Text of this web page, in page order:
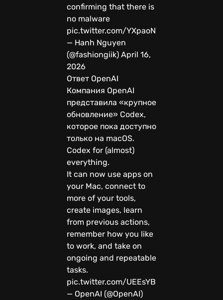
confirming that there is
no malware
pic.twitter.com/YXpaoNV8YG
— Hanh Nguyen
(@fashiongiik) April 16,
2026
Ответ OpenAI
Компания OpenAI
представила «крупное
обновление» Codex,
которое пока доступно
только на macOS.
Codex for (almost)
everything.
It can now use apps on
your Mac, connect to
more of your tools,
create images, learn
from previous actions,
remember how you like
to work, and take on
ongoing and repeatable
tasks.
pic.twitter.com/UEEsYBDYfo
— OpenAI (@OpenAI)